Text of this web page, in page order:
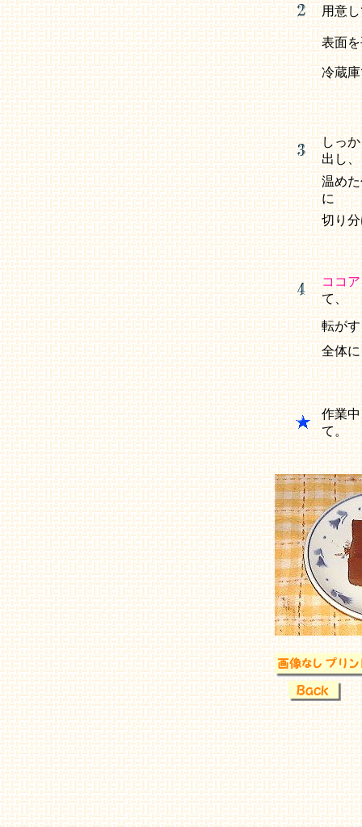
用意
表面
冷蔵
しっ
出し、
温め
に
切り
ココア
て、
転が
全体に
作業
て。